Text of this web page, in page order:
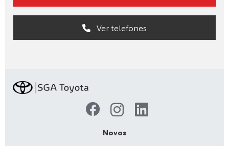
Ver telefones
Novos